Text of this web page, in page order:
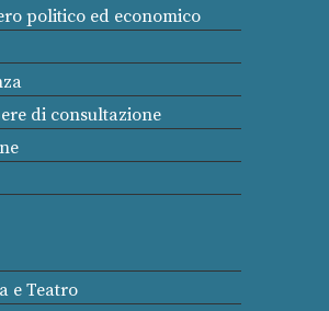
politico ed economico
di consultazione
e Teatro